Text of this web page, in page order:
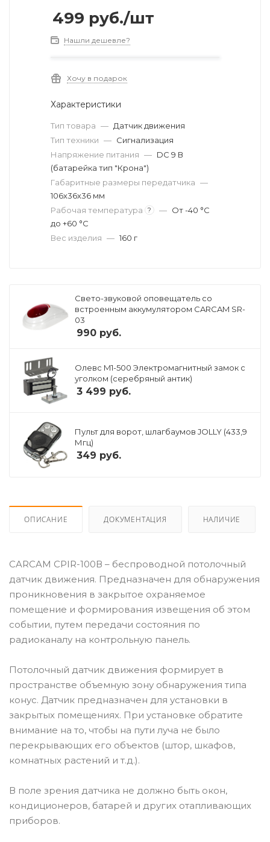
499 руб./шт
Нашли дешевле?
Хочу в подарок
Характеристики
Тип товара — Датчик движения
Тип техники — Сигнализация
Напряжение питания — DC 9 В
(батарейка тип "Крона")
Габаритные размеры передатчика —
106х36х36 мм
Рабочая температура
? — От -40 °C
до +60 °C
Вес изделия — 160 г
Свето-звуковой оповещатель со
встроенным аккумулятором CARCAM SR-
03
990 руб.
Олевс M1-500 Электромагнитный замок с
уголком (серебряный антик)
3 499 руб.
Пульт для ворот, шлагбаумов JOLLY (433,9
Мгц)
349 руб.
ОПИСАНИЕ ДОКУМЕНТАЦИЯ НАЛИЧИЕ
CARCAM CPIR-100В – беспроводной потолочный
датчик движения. Предназначен для обнаружения
проникновения в закрытое охраняемое
помещение и формирования извещения об этом
событии, путем передачи состояния по
радиоканалу на контрольную панель.
Потолочный датчик движения формирует в
пространстве объемную зону обнаружения типа
конус. Датчик предназначен для установки в
закрытых помещениях. При установке обратите
внимание на то, чтобы на пути луча не было
перекрывающих его объектов (штор, шкафов,
комнатных растений и т.д.).
В поле зрения датчика не должно быть окон,
кондиционеров, батарей и других отапливающих
приборов.